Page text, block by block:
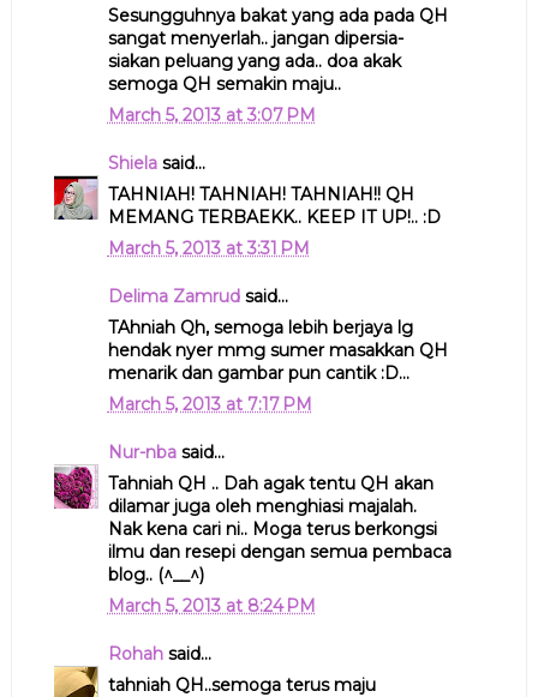
Sesungguhnya bakat yang ada pada QH
sangat menyerlah.. jangan dipersia-
siakan peluang yang ada.. doa akak
semoga QH semakin maju..
March 5, 2013 at 3:07 PM
Shielasaid...
TAHNIAH! TAHNIAH! TAHNIAH!! QH
MEMANG TERBAEKK.. KEEP IT UP!.. :D
March 5, 2013 at 3:31 PM
Delima Zamrudsaid...
TAhniah Qh, semoga lebih berjaya lg
hendak nyer mmg sumer masakkan QH
menarik dan gambar pun cantik :D...
March 5, 2013 at 7:17 PM
Nur-nbasaid...
Tahniah QH .. Dah agak tentu QH akan
dilamar juga oleh menghiasi majalah.
Nak kena cari ni.. Moga terus berkongsi
ilmu dan resepi dengan semua pembaca
blog.. (^__^)
March 5, 2013 at 8:24 PM
Rohahsaid...
tahniah QH..semoga terus maju